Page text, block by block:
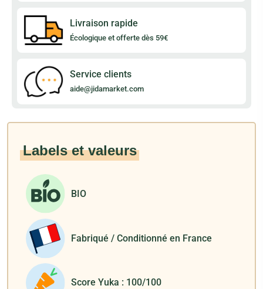
Livraison rapide
Écologique et offerte dès 59€
Service clients
aide@jidamarket.com
Labels et valeurs
BIO
Fabriqué / Conditionné en France
Score Yuka : 100/100